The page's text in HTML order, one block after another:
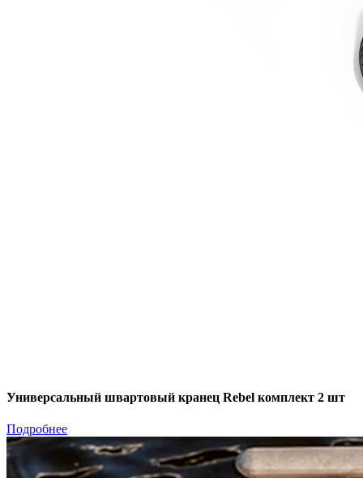
Универсальный швартовый кранец Rebel комплект 2 шт
Подробнее